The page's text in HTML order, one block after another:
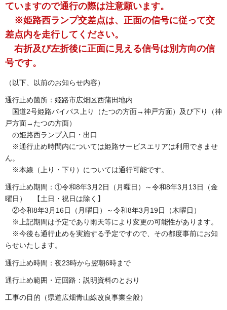
ていますので通行の際は注意願います。
※姫路西ランプ交差点は、正面の信号に従って交
差点内を走行してください。
右折及び左折後に正面に見える信号は別方向の信
号です。
（以下、以前のお知らせ内容）
通行止め箇所：姫路市広畑区西蒲田地内
国道2号姫路バイパス上り（たつの方面→神戸方面）及び下り（神
戸方面→たつの方面）
の姫路西ランプ入口・出口
※通行止め時間内については姫路サービスエリアは利用できませ
ん。
※本線（上り・下り）については通行可能です。
通行止め期間：①令和8年3月2日（月曜日）～令和8年3月13日（金
曜日） 【土日・祝日は除く】
②令和8年3月16日（月曜日）～令和8年3月19日（木曜日）
※上記期間は予定であり雨天等により変更の可能性があります。
※今後も通行止めを実施する予定ですので、その都度事前にお知
らせいたします。
通行止め時間：夜23時から翌朝6時まで
通行止め範囲・迂回路：説明資料のとおり
工事の目的（県道広畑青山線改良事業全般）